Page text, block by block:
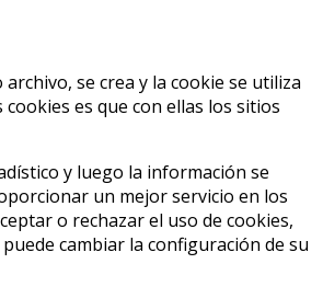
se crea y la cookie se utiliza
es que con ellas los sitios
y luego la información se
un mejor servicio en los
o rechazar el uso de cookies,
cambiar la configuración de su